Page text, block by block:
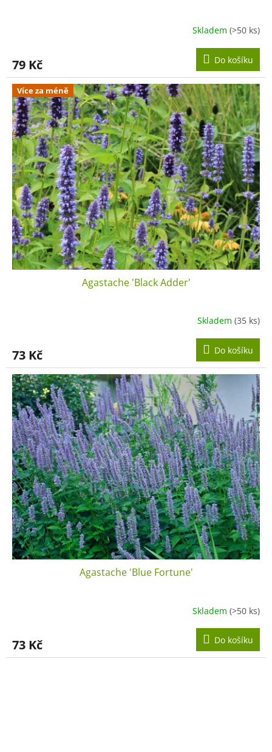
Skladem (>50 ks)
79 Kč Do košíku
Více za méně
Agastache 'Black Adder'
Skladem (35 ks)
73 Kč Do košíku
Agastache 'Blue Fortune'
Skladem (>50 ks)
73 Kč Do košíku